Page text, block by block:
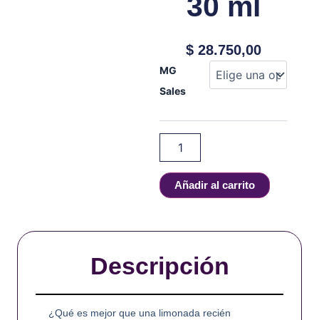
30 ml
$28.750,00
MG
Sales
LEMONADE
-
LEMONADE
-
SALT
30
ml
Añadir al carrito
Descripción
¿Qué es mejor que una limonada recién